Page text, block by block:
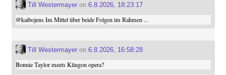
Till Westermayeron 6.8.2026, 18:23:17
@kaibojensIm Mittel über beide Folgen im Rahmen ...
Till Westermayeron 6.8.2026, 16:58:28
Bonnie Taylor meets Klingon opera?